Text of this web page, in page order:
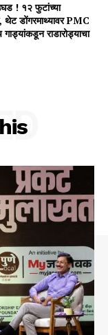
! १२ फुटांच्या
डोंगरमाथ्यावर PMC
राडारोड्याचा